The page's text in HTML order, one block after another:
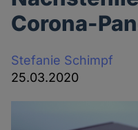
Corona-
Stefanie Schimpf
25.03.2020